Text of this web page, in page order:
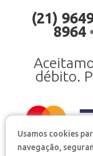
(21)
8964
débito.
Usamos cookies
navegação,